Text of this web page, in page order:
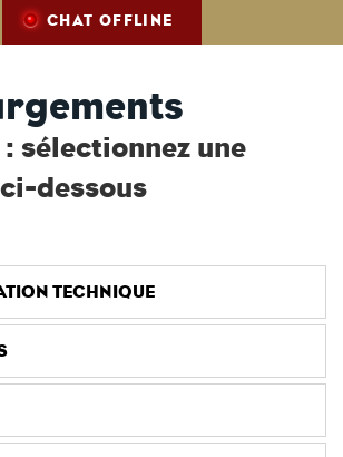
CHAT OFFLINE
sélectionnez une
dessous
TECHNIQUE